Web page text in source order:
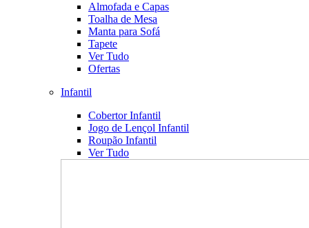
Almofada e Capas
Toalha de Mesa
Manta para Sofá
Tapete
Ver Tudo
Ofertas
Infantil
Cobertor Infantil
Jogo de Lençol Infantil
Roupão Infantil
Ver Tudo